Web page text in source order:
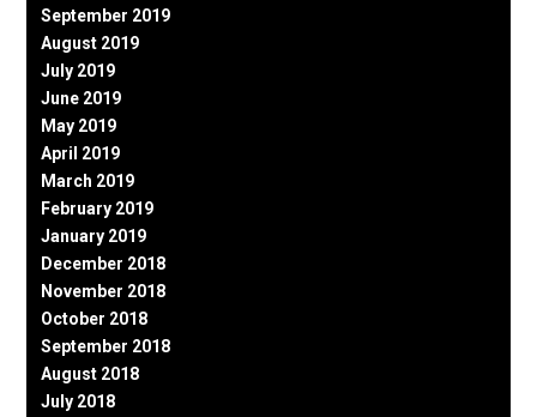
September 2019
August 2019
July 2019
June 2019
May 2019
April 2019
March 2019
February 2019
January 2019
December 2018
November 2018
October 2018
September 2018
August 2018
July 2018